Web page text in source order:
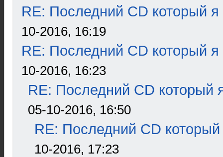
RE: Последний CD который я
10-2016, 16:19
RE: Последний CD который я
10-2016, 16:23
RE: Последний CD который
05-10-2016, 16:50
RE: Последний CD который
10-2016, 17:23